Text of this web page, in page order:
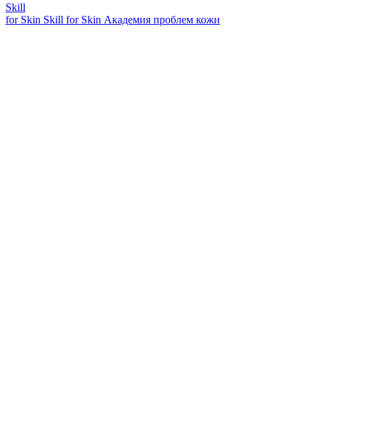
Skill
for Skin Skill for Skin Академия проблем кожи